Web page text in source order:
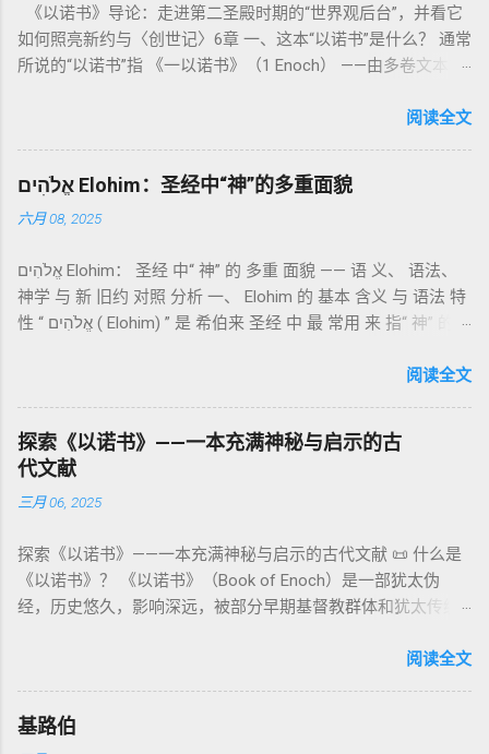
中活出“圣洁”。圣洁不仅是内心态度，更是生活方式。 二、献
祭制度：与神相交的通道 前七章详细描述五种祭： 燔祭
（olah）：全然献上，象征奉献与赎罪； 素祭 （minchah）：
团契的象征； 赎罪祭 （chatat）：针对无意之罪的遮盖； 赎愆
祭 （asham）：针对特定罪行的赔偿与赎回。 这些制度不是单
纯宗教仪式，而是 神提供给罪人恢复关系的方式 。 希伯来文
祂的子民得洁净并维系同在。 三、祭司制度与敬拜秩序 亚伦与
记》强调他们的洁净、服饰、行为都必须与神的圣洁相称。 祭
司是 圣所的看守者、律法的教导者与百姓的代求者 。他们的失
败（如拿答与亚比户擅献凡火）立刻带来神的审判（利10
限 第11–15章讲述关于食物、疾病（如大麻风）、体液等“洁净
与不洁”的律例。其目的不是为了迷信或隔离，而是建立 圣洁与
秩序感 ，帮助以色列人活在神的同在中。 “洁净”不是等同于“无
罪”，而是不妨碍与神交往的状态。圣所是神居住之地，进入必
16章描述每年一次的“赎罪日”（Yom Kippur），大祭司进入至
圣所，用血为圣所与百姓遮罪。 这是整卷《利未记》的神学中
心： 神愿意居住在人中间； 罪必须被遮盖才能维持这同在；
神主动提供遮罪之道（两个祭牲，特别是“为耶和华”的与“归于
亚撒泻勒”的）。 这预表...
《以诺书》导论：走进第二圣殿时期的“世界观后台”，并看它
如何照亮新约与〈创世记〉6章 一、这本“以诺书”是什么？ 通常
所说的“以诺书”指 《一以诺书》（1 Enoch） ——由多卷文本构
世纪），虽不在犹太/基督教主流正典之内（ 埃塞俄比亚正教
吉兹语（埃塞俄比亚语） 保存， 死海古卷 出土了多份 阿拉姆
语 残卷，另有 希腊文 片段，显示其广泛流传。 《一以诺书》
大体由五部分组成（作者与年代各异）： 《守望者之书》（1–
通婚、巨人（尼非利人）的出现，以及神对其囚禁与审判。
《比喻/相似喻之书》（37–71） ：频繁出现“ 那位人子/拣选
者/义者 ”，刻画末世审判与王权。 《天文之书》（72–82） ：
：以异象回顾以色列史并预示末世。 《以诺书信》（91–108）
：智慧训诫、“祸哉”、义人与恶人的结局等。 提示：另有《二
以诺书》（斯拉夫文）与《三以诺书》（希伯来文），属更晚
期以诺传统，不等同于《一以诺书》。 二、为什么重要？——
它是新约作者与读者共享的“语境词典” 1）新约中的直接/间接
呼应 犹大书14–15 几乎逐字引 1 Enoch 1:9（“主带着千万圣者
的“深渊囚禁”叙事共振。 彼后2:4 用“ 他他路斯 （Tartarus）”指
天使囚禁之所，贴近以诺传统语境。 福音书/启示录 中的“ 人子
来临与天使同来、坐在荣耀宝座审判列国 ”（太24–25；启1、
观 ：以诺将“巨人之灵”为游行污灵的渊源学解释，补给了新约
驱魔叙事背后的“灵界词库”（可1、路8；亦参弗6:12“执政掌
权”）。 阴间与审判意象 ：Sheol 的分区、册卷与火刑等图像，
阅读全文
אֱלֹהִים Elohim：圣经中“神”的多重面貌
六月 08, 2025
אֱלֹהִים Elohim： 圣经 中“ 神” 的 多重 面貌 —— 语 义、 语法、
神学 与 新 旧约 对照 分析 一、 Elohim 的 基本 含义 与 语法 特
性 “ אֱלֹהִים ( Elohim) ” 是 希伯来 圣经 中 最 常用 来 指“ 神” 的
者”。 ✦ 语法 现象： Elohim 是 一个 复数 形式 （“- im” 后
世 记 1: 1）； 在 其他 语 境 中也 可 用于 复数 意义， 如 指 多
神、 属 灵 存在、 审判 官 等； 因此， 需 借助 上下文 判断 语
义 和 神学 定位 。 二、 希伯来 圣经 中 Elohim 的 主要 用法 与
示例 分类 类型 用法 说明 示例 经文 含义 1. 真神 指 以色列 的
所 崇拜 的 神祇 出 20: 3 假 神/ 偶像（ gods） 3. 属 灵 存在
神 的 众 子、 天使、 神圣 议会 成员 诗 82: 1, 申 32: 8– 9
神圣 存在（ divine beings） 4. 法官 被 委托 施行 神 审判者 出
权 代表 受托 执行 神 旨意 的 人（ 如 摩西） 出 7: 1 神 的 代言
人（ divine proxy） 6. 强调 威严 复数 形式 强调 尊贵 超自然 的
显现 撒 上 28: 13 灵界 显现 或 尊称（ majestic plural） 三、
每一 类 的 代表 经文 解读 1. 真神 的 独 一 性（ 创世 记 1: 1） “
阅读全文
探索《以诺书》——一本充满神秘与启示的古
代文献
三月 06, 2025
探索《以诺书》——一本充满神秘与启示的古代文献 📜 什么是
《以诺书》？ 《以诺书》（Book of Enoch）是一部犹太伪
经，历史悠久，影响深远，被部分早期基督教群体和犹太传统
的曾祖父——的名义写成，包含大量关于天使、堕落、审判和弥
行，神将他取去，他就不在世了。” 这一神秘的记载激发了后世
关于以诺与神的关系、天国奥秘的丰富想象。《以诺书》便是
阅读全文
基路伯